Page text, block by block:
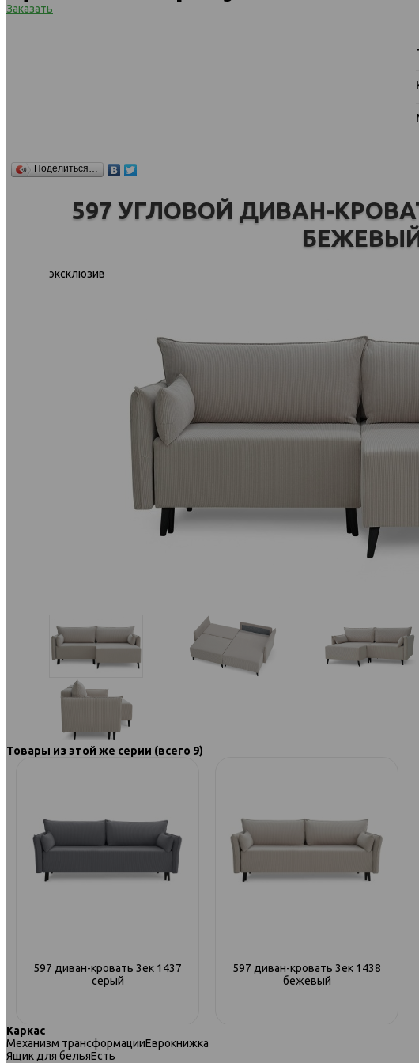
Заказать
Поделиться…
597 УГЛОВОЙ ДИВАН-
эксклюзив
Товары из этой же серии (всего 9)
597 диван-кровать 3ек 1437
серый
597 диван-кровать 3ек 1438
бежевый
Каркас
Механизм трансформацииЕврокнижка
Ящик для бельяЕсть